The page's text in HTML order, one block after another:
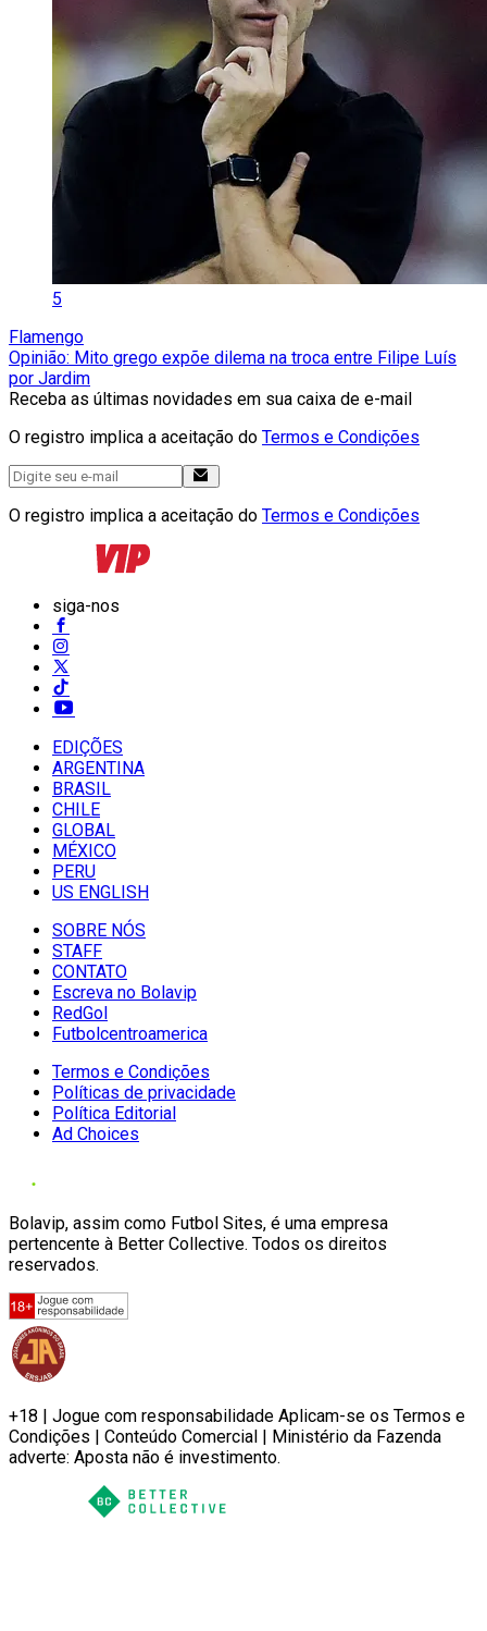
5
Flamengo
Opinião: Mito grego expõe dilema na troca entre Filipe Luís
por Jardim
Receba as últimas novidades em sua caixa de e-mail
O registro implica a aceitação do Termos e Condições
O registro implica a aceitação do Termos e Condições
siga-nos
EDIÇÕES
ARGENTINA
BRASIL
CHILE
GLOBAL
MÉXICO
PERU
US ENGLISH
SOBRE NÓS
STAFF
CONTATO
Escreva no Bolavip
RedGol
Futbolcentroamerica
Termos e Condições
Políticas de privacidade
Política Editorial
Ad Choices
Bolavip, assim como Futbol Sites, é uma empresa
pertencente à Better Collective. Todos os direitos
reservados.
+18 | Jogue com responsabilidade Aplicam-se os Termos e
Condições | Conteúdo Comercial | Ministério da Fazenda
adverte: Aposta não é investimento.